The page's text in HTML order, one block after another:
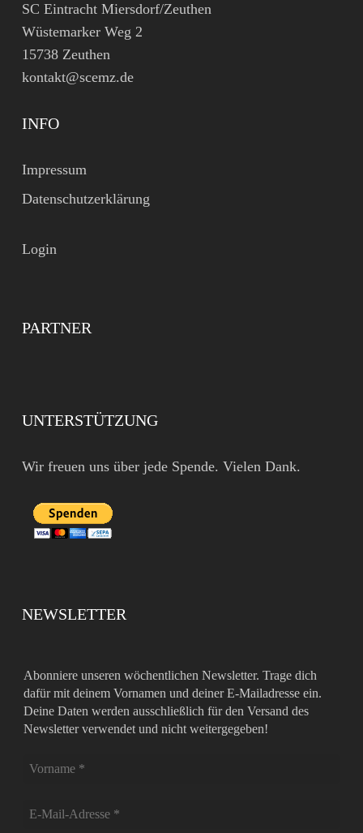
SC Eintracht Miersdorf/Zeuthen
Wüstemarker Weg 2
15738 Zeuthen
kontakt@scemz.de
INFO
Impressum
Datenschutzerklärung
Login
PARTNER
UNTERSTÜTZUNG
Wir freuen uns über jede Spende. Vielen Dank.
NEWSLETTER
Abonniere unseren wöchentlichen Newsletter. Trage dich
dafür mit deinem Vornamen und deiner E-Mailadresse ein.
Deine Daten werden ausschließlich für den Versand des
Newsletter verwendet und nicht weitergegeben!